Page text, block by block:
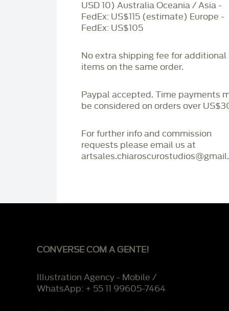
USD 10) Australia Oceania / Asia -
FedEx: US$115 (estimate) Europe -
FedEx: US$105
No extra shipping fee for additional
items on the same order.
Paypal accepted. Time payments
be considered on orders over
For further info and commission
requests please email us at
CONVERSE COM A GENTE!
Illustration Agency - Mobile /
WhatsApp: + 55 11 99605-7464